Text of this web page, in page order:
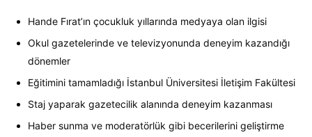
Hande Fırat’ın çocukluk yıllarında medyaya olan ilgisi
Okul gazetelerinde ve televizyonunda deneyim kazandığı
dönemler
Eğitimini tamamladığı İstanbul Üniversitesi İletişim Fakültesi
Staj yaparak gazetecilik alanında deneyim kazanması
Haber sunma ve moderatörlük gibi becerilerini geliştirme